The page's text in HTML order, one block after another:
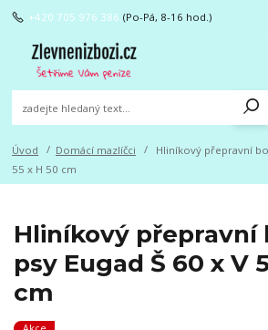
+420 705 976 386 (Po-Pá, 8-16 hod.)
Úvod Domácí mazlíčci
Hliníkový přepravní
55 x H 50 cm
Hliníkový přepravní
psy Eugad Š 60 x V
cm